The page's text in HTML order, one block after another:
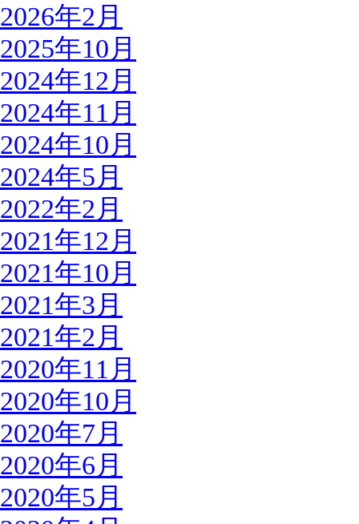
2026年2月
2025年10月
2024年12月
2024年11月
2024年10月
2024年5月
2022年2月
2021年12月
2021年10月
2021年3月
2021年2月
2020年11月
2020年10月
2020年7月
2020年6月
2020年5月